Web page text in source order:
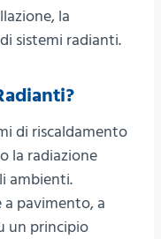
la
sistemi radianti.
di riscaldamento
la radiazione
ambienti.
a pavimento, a
un principio